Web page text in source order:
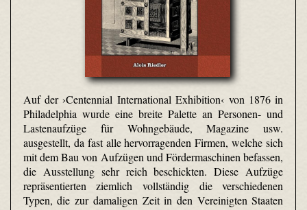
Auf der ›Centennial International Exhibition‹ von 1876 in
Philadelphia wurde eine breite Palette an Personen- und
Lastenaufzüge für Wohngebäude, Magazine usw.
ausgestellt, da fast alle hervorragenden Firmen, welche sich
mit dem Bau von Aufzügen und Fördermaschinen befassen,
die Ausstellung sehr reich beschickten. Diese Aufzüge
repräsentierten ziemlich vollständig die verschiedenen
Typen, die zur damaligen Zeit in den Vereinigten Staaten